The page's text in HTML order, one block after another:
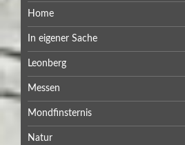
Home
In eigener Sache
Leonberg
Messen
Mondfinsternis
Natur